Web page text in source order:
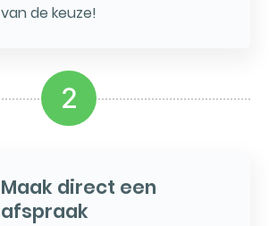
van de keuze!
2
Maak direct een
afspraak